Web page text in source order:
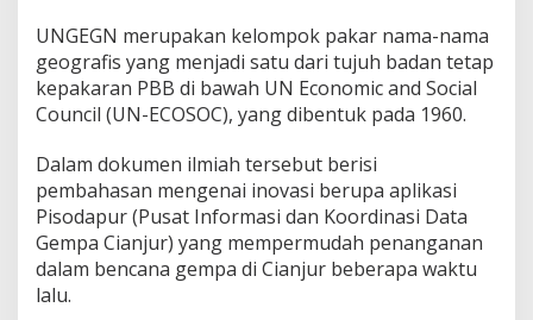
UNGEGN merupakan kelompok pakar nama-nama
geografis yang menjadi satu dari tujuh badan tetap
kepakaran PBB di bawah UN Economic and Social
Council (UN-ECOSOC), yang dibentuk pada 1960.
Dalam dokumen ilmiah tersebut berisi
pembahasan mengenai inovasi berupa aplikasi
Pisodapur (Pusat Informasi dan Koordinasi Data
Gempa Cianjur) yang mempermudah penanganan
dalam bencana gempa di Cianjur beberapa waktu
lalu.